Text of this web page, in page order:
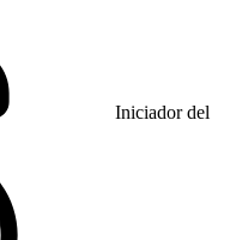
Iniciador del